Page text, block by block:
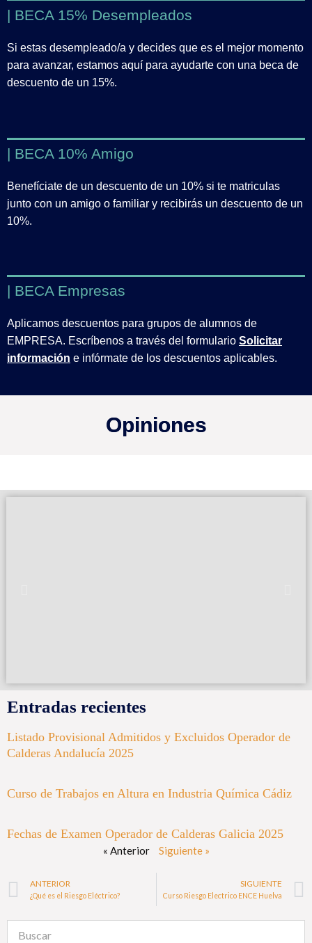
| BECA 15% Desempleados
Si estas desempleado/a y decides que es el mejor momento
para avanzar, estamos aquí para ayudarte con una beca de
descuento de un 15%.
| BECA 10% Amigo
Benefíciate de un descuento de un 10% si te matriculas
junto con un amigo o familiar y recibirás un descuento de un
10%.
| BECA Empresas
Aplicamos descuentos para grupos de alumnos de
EMPRESA. Escríbenos a través del formulario Solicitar
información e infórmate de los descuentos aplicables.
Opiniones
Entradas recientes
Listado Provisional Admitidos y Excluidos Operador de
Calderas Andalucía 2025
Curso de Trabajos en Altura en Industria Química Cádiz
Fechas de Examen Operador de Calderas Galicia 2025
« Anterior Siguiente »
ANTERIOR
¿Qué es el Riesgo Eléctrico?
SIGUIENTE
Curso Riesgo Electrico ENCE Huelva